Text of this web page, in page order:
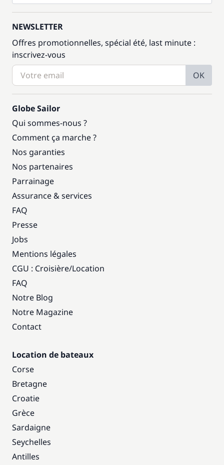
NEWSLETTER
Offres promotionnelles, spécial été, last minute :
inscrivez-vous
OK
Globe Sailor
Qui sommes-nous ?
Comment ça marche ?
Nos garanties
Nos partenaires
Parrainage
Assurance & services
FAQ
Presse
Jobs
Mentions légales
CGU : Croisière/Location
FAQ
Notre Blog
Notre Magazine
Contact
Location de bateaux
Corse
Bretagne
Croatie
Grèce
Sardaigne
Seychelles
Antilles